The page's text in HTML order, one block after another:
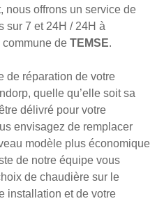
nous offrons un service de
sur 7 et 24H / 24H à
commune de TEMSE.
de réparation de votre
quelle qu’elle soit sa
délivré pour votre
envisagez de remplacer
modèle plus économique
de notre équipe vous
de chaudière sur le
installation et de votre